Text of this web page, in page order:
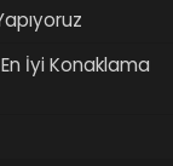
İyi Konaklama